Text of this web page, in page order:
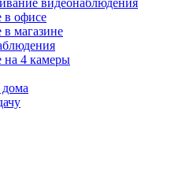
видеонаблюдения
в офисе
магазине
на 4 камеры